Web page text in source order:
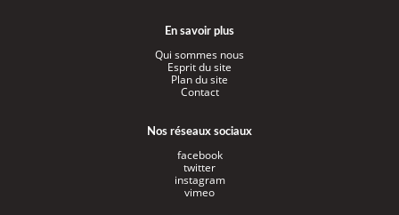
En savoir plus
Qui sommes nous
Esprit du site
Plan du site
Contact
Nos réseaux sociaux
facebook
twitter
instagram
vimeo